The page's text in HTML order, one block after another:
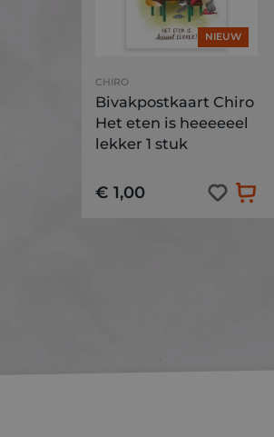
NIEUW
CHIRO
Bivakpostkaart Chiro
Het eten is heeeeeel
lekker 1 stuk
€ 1,00